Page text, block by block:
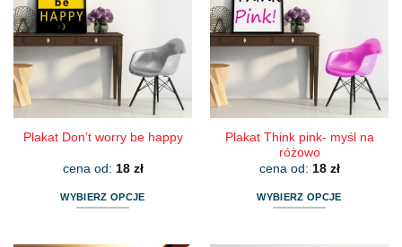
można
wybrać
na
stronie
produktu
Opcje
można
wybrać
na
stronie
produktu
Plakat Don’t worry be happy
cena od: 18 zł
WYBIERZ OPCJE
Plakat Think pink- myśl na
różowo
cena od: 18 zł
WYBIERZ OPCJE